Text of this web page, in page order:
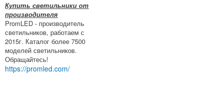
Купить светильники от
производителя
PromLED - производитель
светильников, работаем с
2015г. Каталог более 7500
моделей светильников.
Обращайтесь!
https://promled.com/